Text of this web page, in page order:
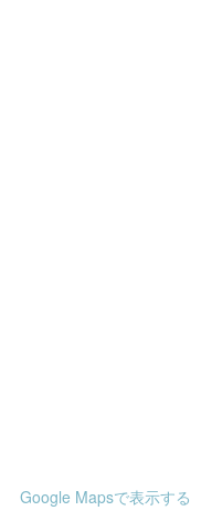
Google Mapsで表示する